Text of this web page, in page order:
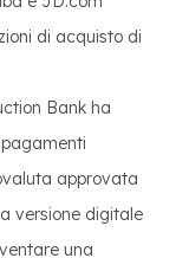
di acquisto di
Bank ha
approvata
versione digitale
una